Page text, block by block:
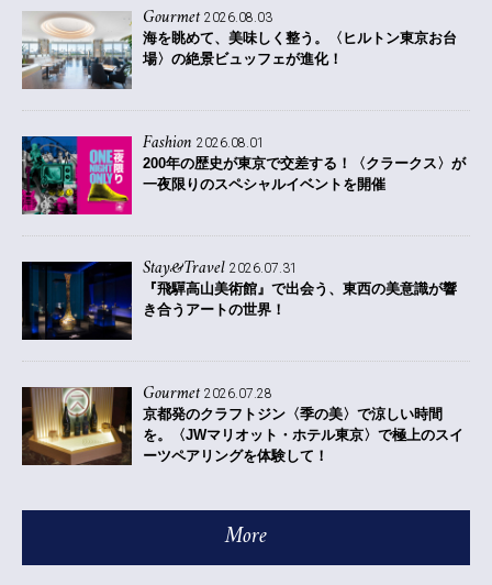
Gourmet 2026.08.03
海を眺めて、美味しく整う。〈ヒルトン東京お台
場〉の絶景ビュッフェが進化！
Fashion 2026.08.01
200年の歴史が東京で交差する！〈クラークス〉が
一夜限りのスペシャルイベントを開催
Stay&Travel 2026.07.31
『飛驒高山美術館』で出会う、東西の美意識が響
き合うアートの世界！
Gourmet 2026.07.28
京都発のクラフトジン〈季の美〉で涼しい時間
を。〈JWマリオット・ホテル東京〉で極上のスイ
ーツペアリングを体験して！
More